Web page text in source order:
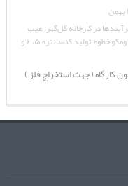
در کارخانه گل‌گهر: عیب
یابی فرآیندی سلول‌های فلوتاسیون ومکو خطوط تولید کنسانتره ۵، ۶ و
کارگاه ( جهت استخراج فلز )